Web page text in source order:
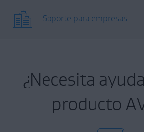
Soporte para empresas
¿Necesita
producto